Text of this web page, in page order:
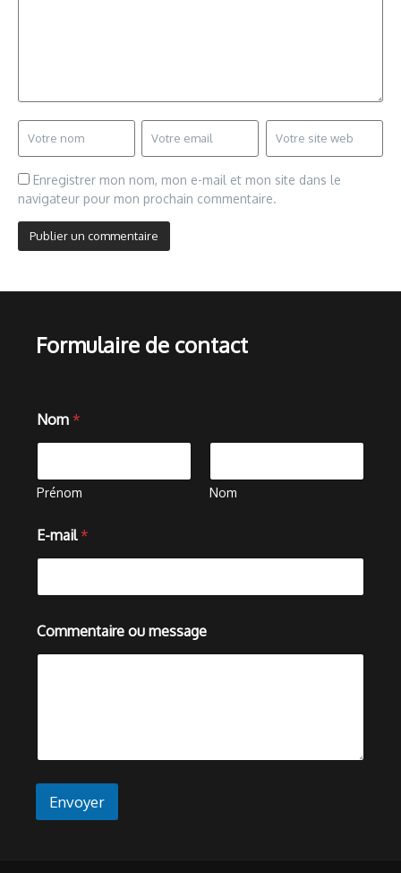
Enregistrer mon nom, mon e-mail et mon site dans le
navigateur pour mon prochain commentaire.
Formulaire de contact
Nom *
Prénom Nom
E-mail *
E
-
m
n
Commentaire ou message
Envoyer